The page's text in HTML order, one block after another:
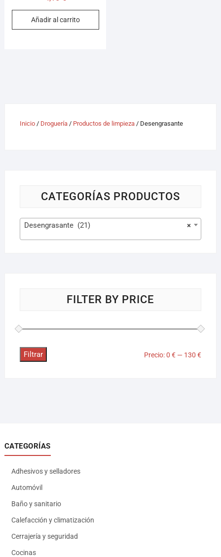
Añadir al carrito
Inicio/ Droguería/ Productos de limpieza/ Desengrasante
CATEGORÍAS PRODUCTOS
×
Desengrasante (21)
FILTER BY PRICE
Filtrar Precio:0 € — 130 €
CATEGORÍAS
Adhesivos y selladores
Automóvil
Baño y sanitario
Calefacción y climatización
Cerrajería y seguridad
Cocinas